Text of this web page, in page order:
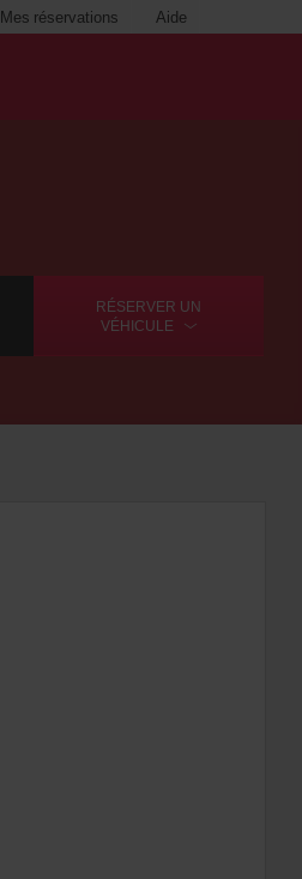
Aide
Mes réservations
RÉSERVER UN
VÉHICULE